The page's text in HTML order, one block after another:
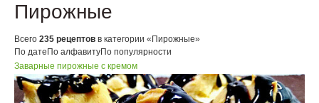
Пирожные
Всего 235 рецептов в категории «Пирожные»
По дате По алфавитуПо популярности
Заварные пирожные с кремом